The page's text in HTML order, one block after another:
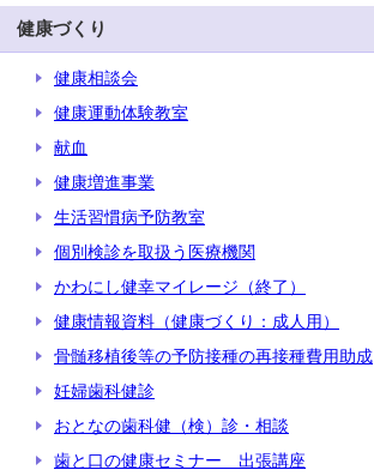
健康づくり
健康相談会
健康運動体験教室
献血
健康増進事業
生活習慣病予防教室
個別検診を取扱う医療機関
かわにし健幸マイレージ（終了）
健康情報資料（健康づくり：成人用）
骨髄移植後等の予防接種の再接種費用助成
妊婦歯科健診
おとなの歯科健（検）診・相談
歯と口の健康セミナー 出張講座